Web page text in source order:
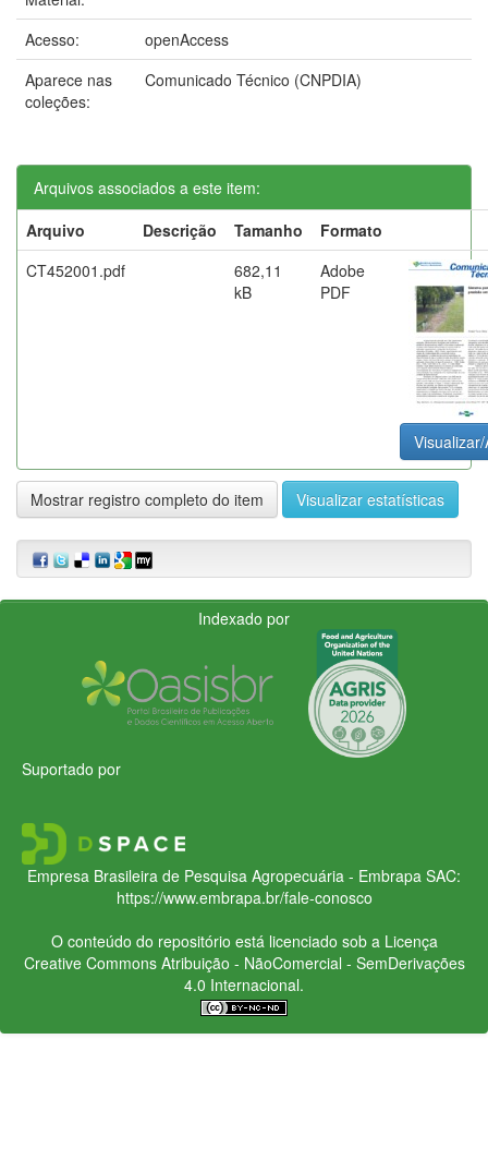
Acesso:
openAccess
Aparece nas
coleções:
Comunicado Técnico (CNPDIA)
Arquivos associados a este item:
Arquivo
Descrição Tamanho
Formato
CT452001.pdf
682,11
kB
Adobe
PDF
Mostrar registro completo do item Visualizar estatísticas
Indexado por
Suportado por
Empresa Brasileira de Pesquisa Agropecuária - Embrapa SAC:
https://www.embrapa.br/fale-conosco
O conteúdo do repositório está licenciado sob a Licença
Creative CommonsAtribuição - NãoComercial - SemDerivações
4.0 Internacional.